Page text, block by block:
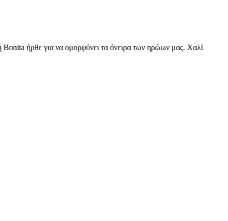
Bonita ήρθε για να ομορφύνει τα όνειρα των ηρώων μας. Χαλί